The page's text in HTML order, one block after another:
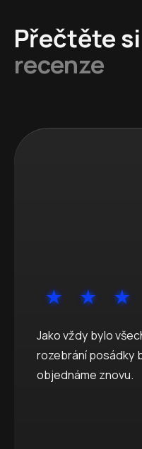
Přečtěte
recenze
Jako vždy bylo
rozebrání posádky
objednáme znovu.